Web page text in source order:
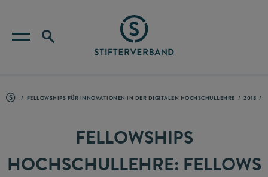
FELLOWSHIPS FÜR INNOVATIONEN IN DER DIGITALEN HOCHSCHULLEHRE 2018
FELLOWSHIPS
HOCHSCHULLEHRE: FELLOWS